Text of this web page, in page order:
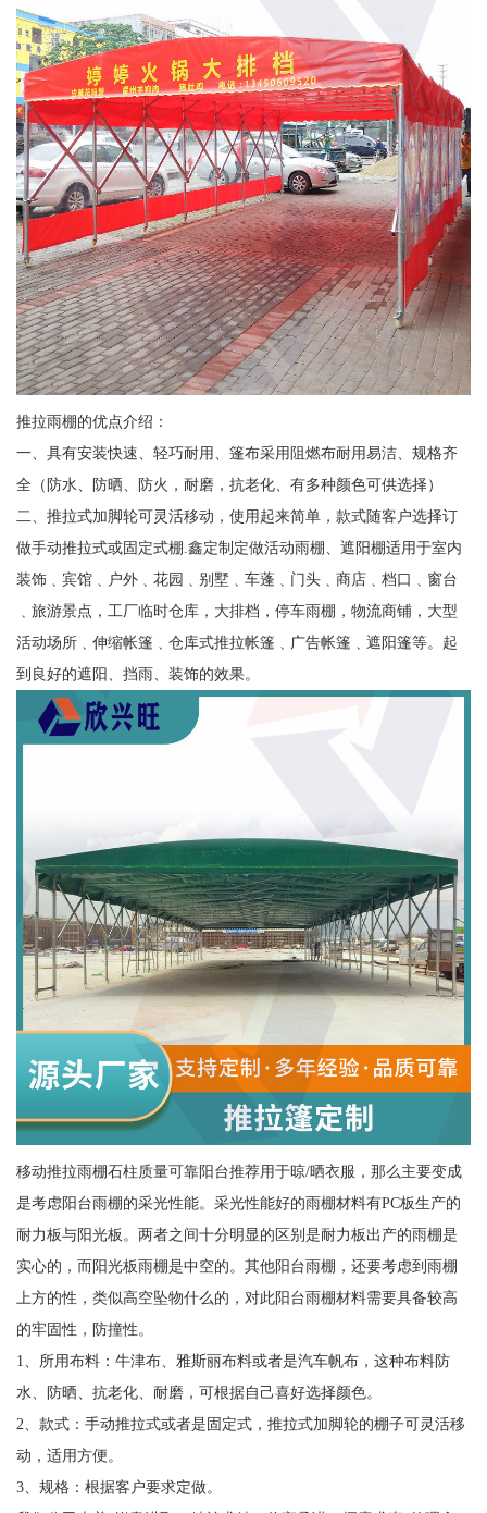
推拉雨棚的优点介绍：
一、具有安装快速、轻巧耐用、篷布采用阻燃布耐用易洁、规格齐
全（防水、防晒、防火，耐磨，抗老化、有多种颜色可供选择）
二、推拉式加脚轮可灵活移动，使用起来简单，款式随客户选择订
做手动推拉式或固定式棚.鑫定制定做活动雨棚、遮阳棚适用于室内
装饰﹑宾馆﹑户外﹑花园﹑别墅﹑车蓬﹑门头﹑商店﹑档口﹑窗台
﹑旅游景点，工厂临时仓库，大排档，停车雨棚，物流商铺，大型
活动场所﹑伸缩帐篷﹑仓库式推拉帐篷﹑广告帐篷﹑遮阳篷等。起
到良好的遮阳、挡雨、装饰的效果。
移动推拉雨棚石柱质量可靠阳台推荐用于晾/晒衣服，那么主要变成
是考虑阳台雨棚的采光性能。采光性能好的雨棚材料有PC板生产的
耐力板与阳光板。两者之间十分明显的区别是耐力板出产的雨棚是
实心的，而阳光板雨棚是中空的。其他阳台雨棚，还要考虑到雨棚
上方的性，类似高空坠物什么的，对此阳台雨棚材料需要具备较高
的牢固性，防撞性。
1、所用布料：牛津布、雅斯丽布料或者是汽车帆布，这种布料防
水、防晒、抗老化、耐磨，可根据自己喜好选择颜色。
2、款式：手动推拉式或者是固定式，推拉式加脚轮的棚子可灵活移
动，适用方便。
3、规格：根据客户要求定做。